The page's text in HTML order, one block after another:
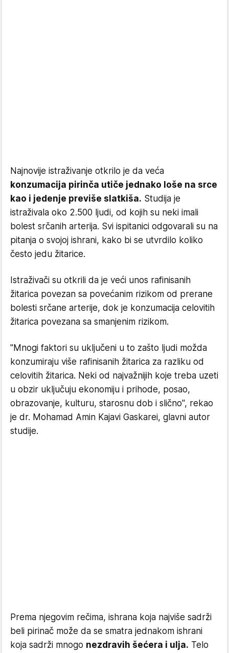
Najnovije istraživanje otkrilo je da veća
konzumacija pirinča utiče jednako loše na srce
kao i jedenje previše slatkiša. Studija je
istraživala oko 2.500 ljudi, od kojih su neki imali
bolest srčanih arterija. Svi ispitanici odgovarali su na
pitanja o svojoj ishrani, kako bi se utvrdilo koliko
često jedu žitarice.
Istraživači su otkrili da je veći unos rafinisanih
žitarica povezan sa povećanim rizikom od prerane
bolesti srčane arterije, dok je konzumacija celovitih
žitarica povezana sa smanjenim rizikom.
"Mnogi faktori su uključeni u to zašto ljudi možda
konzumiraju više rafinisanih žitarica za razliku od
celovitih žitarica. Neki od najvažnijih koje treba uzeti
u obzir uključuju ekonomiju i prihode, posao,
obrazovanje, kulturu, starosnu dob i slično", rekao
je dr. Mohamad Amin Kajavi Gaskarei, glavni autor
studije.
Prema njegovim rečima, ishrana koja najviše sadrži
beli pirinač može da se smatra jednakom ishrani
koja sadrži mnogo nezdravih šećera i ulja. Telo